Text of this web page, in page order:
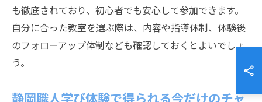
も徹底されており、初心者でも安心して参加できます。
自分に合った教室を選ぶ際は、内容や指導体制、体験後
のフォローアップ体制なども確認しておくとよいでしょ
う。
静岡職人学び体験で得られる今だけのチャ